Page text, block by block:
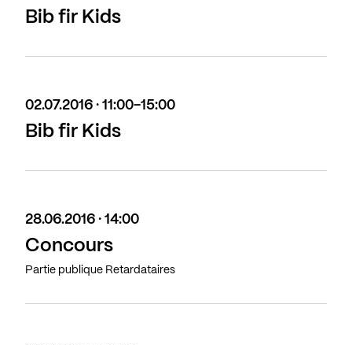
Bib fir Kids
02.07.2016 · 11:00-15:00
Bib fir Kids
28.06.2016 · 14:00
Concours
Partie publique Retardataires